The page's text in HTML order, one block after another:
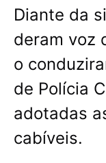
Diante da
deram voz
o
de Polícia
adotadas
cabíveis.